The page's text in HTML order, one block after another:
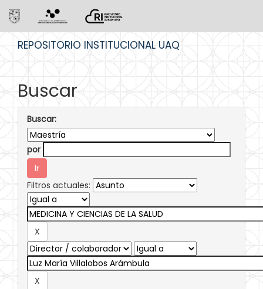
REPOSITORIO INSTITUCIONAL UAQ
Buscar
Buscar:
por
Filtros actuales: